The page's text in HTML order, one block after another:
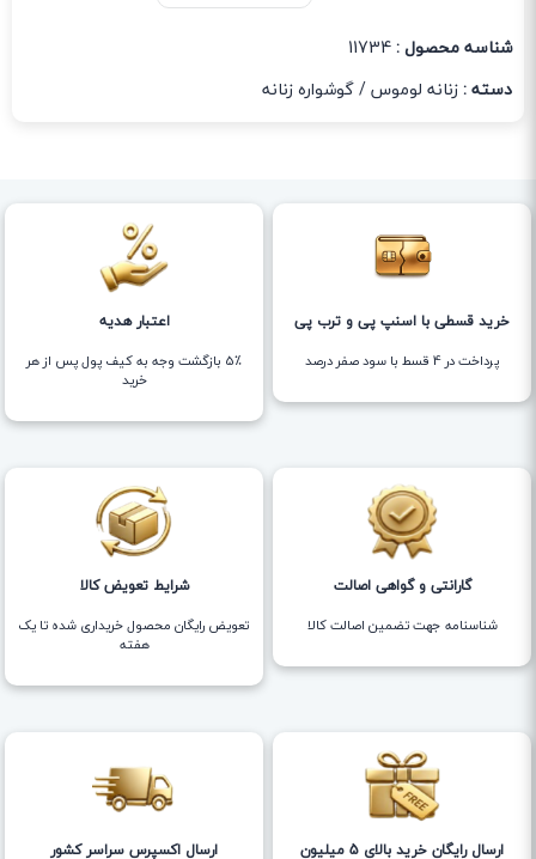
شناسه محصول :11734
دسته :زنانه لوموس/گوشواره زنانه
خرید قسطی با اسنپ پی و ترب پی
پرداخت در 4 قسط با سود صفر درصد
اعتبار هدیه
5٪ بازگشت وجه به کیف پول پس از هر
خرید
گارانتی و گواهی اصالت
شناسنامه جهت تضمین اصالت کالا
شرایط تعویض کالا
تعویض رایگان محصول خریداری شده تا یک
هفته
ارسال رایگان خرید بالای 5 میلیون ارسال اکسپرس سراسر کشور